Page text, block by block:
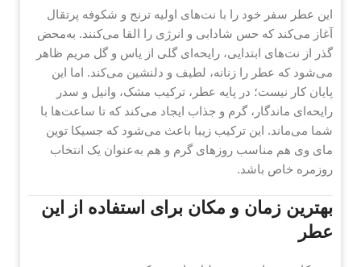
این عطر سفر خود را با نت‌های اولیه ترنج و شکوفه پرتقال
آغاز می‌کند که حس شادابی و انرژی را القا می‌کنند. به‌محض
گذر از نت‌های ابتدایی، رایحه‌ای گلی از یاس و گل مریم ظاهر
می‌شود که عطر را زنانه، لطیف و دلنشین می‌کند. اما این
پایان کار نیست؛ در پایه عطر، ترکیب مشک، وانیل و سدر
رایحه‌ای ماندگار، گرم و جذاب ایجاد می‌کند که تا ساعت‌ها با
شما می‌ماند. این ترکیب زیبا باعث می‌شود که جسیکا توین
مای وی هم مناسب روزهای گرم و هم به‌عنوان یک انتخاب
روزمره خاص باشد.
بهترین زمان و مکان برای استفاده از این
عطر